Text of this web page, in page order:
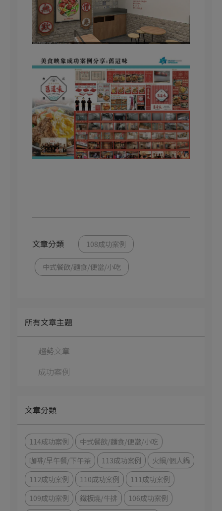
文章分類 108成功案例
中式餐飲/麵食/便當/小吃
所有文章主題
趨勢文章
成功案例
文章分類
114成功案例
中式餐飲/麵食/便當/小吃
咖啡/早午餐/下午茶
113成功案例
火鍋/個人鍋
112成功案例
110成功案例
111成功案例
109成功案例
鐵板燒/牛排
106成功案例